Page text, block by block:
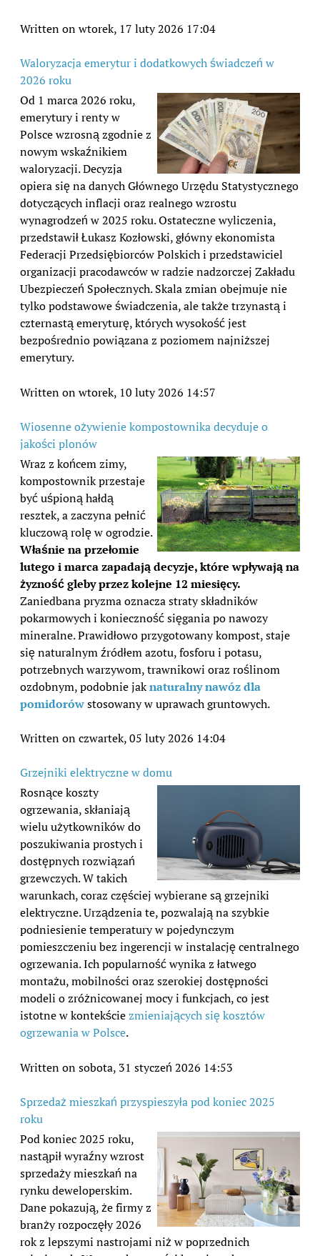
Written on wtorek, 17 luty 2026 17:04
Waloryzacja emerytur i dodatkowych świadczeń w
2026 roku
Od 1 marca 2026 roku,
emerytury i renty w
Polsce wzrosną zgodnie z
nowym wskaźnikiem
waloryzacji. Decyzja
opiera się na danych Głównego Urzędu Statystycznego
dotyczących inflacji oraz realnego wzrostu
wynagrodzeń w 2025 roku. Ostateczne wyliczenia,
przedstawił Łukasz Kozłowski, główny ekonomista
Federacji Przedsiębiorców Polskich i przedstawiciel
organizacji pracodawców w radzie nadzorczej Zakładu
Ubezpieczeń Społecznych. Skala zmian obejmuje nie
tylko podstawowe świadczenia, ale także trzynastą i
czternastą emeryturę, których wysokość jest
bezpośrednio powiązana z poziomem najniższej
emerytury.
Written on wtorek, 10 luty 2026 14:57
Wiosenne ożywienie kompostownika decyduje o
jakości plonów
Wraz z końcem zimy,
kompostownik przestaje
być uśpioną hałdą
resztek, a zaczyna pełnić
kluczową rolę w ogrodzie.
Właśnie na przełomie
lutego i marca zapadają decyzje, które wpływają na
żyzność gleby przez kolejne 12 miesięcy.
Zaniedbana pryzma oznacza straty składników
pokarmowych i konieczność sięgania po nawozy
mineralne. Prawidłowo przygotowany kompost, staje
się naturalnym źródłem azotu, fosforu i potasu,
potrzebnych warzywom, trawnikowi oraz roślinom
ozdobnym, podobnie jaknaturalny nawóz dla
pomidorówstosowany w uprawach gruntowych.
Written on czwartek, 05 luty 2026 14:04
Grzejniki elektryczne w domu
Rosnące koszty
ogrzewania, skłaniają
wielu użytkowników do
poszukiwania prostych i
dostępnych rozwiązań
grzewczych. W takich
warunkach, coraz częściej wybierane są grzejniki
elektryczne. Urządzenia te, pozwalają na szybkie
podniesienie temperatury w pojedynczym
pomieszczeniu bez ingerencji w instalację centralnego
ogrzewania. Ich popularność wynika z łatwego
montażu, mobilności oraz szerokiej dostępności
modeli o zróżnicowanej mocy i funkcjach, co jest
istotne w kontekściezmieniających się kosztów
ogrzewania w Polsce.
Written on sobota, 31 styczeń 2026 14:53
Sprzedaż mieszkań przyspieszyła pod koniec 2025
roku
Pod koniec 2025 roku,
nastąpił wyraźny wzrost
sprzedaży mieszkań na
rynku deweloperskim.
Dane pokazują, że firmy z
branży rozpoczęły 2026
rok z lepszymi nastrojami niż w poprzednich